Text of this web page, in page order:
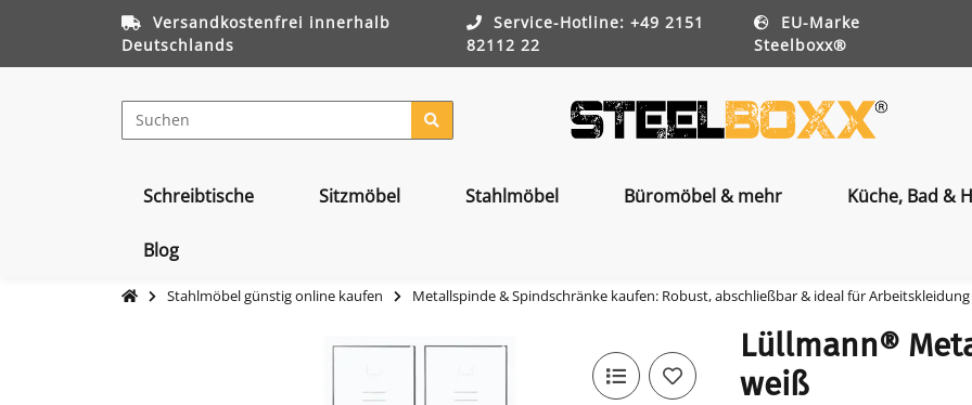
Versandkostenfrei innerhalb
Deutschlands
Service-Hotline: +49 2151
82112 22
EU-Marke
Steelboxx®
Schreibtische Sitzmöbel Stahlmöbel Büromöbel & mehr Küche, Bad &
Blog
Stahlmöbel günstig online kaufen Metallspinde & Spindschränke kaufen: Robust, abschließbar & ideal für Arbeitskleidung
Lüllmann®
weiß